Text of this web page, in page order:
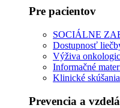
Pre pacientov
SOCIÁLNE
Dostupnosť
Výživa
Informačné
Klinické skúšania
Prevencia a